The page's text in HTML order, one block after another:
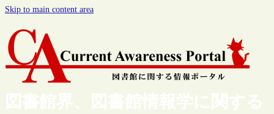
Skip to main content area
図書館界、図書館情報学に関する